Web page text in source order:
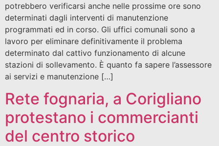
potrebbero verificarsi anche nelle prossime ore sono
determinati dagli interventi di manutenzione
programmati ed in corso. Gli uffici comunali sono a
lavoro per eliminare definitivamente il problema
determinato dal cattivo funzionamento di alcune
stazioni di sollevamento. È quanto fa sapere l’assessore
ai servizi e manutenzione […]
Rete fognaria, a Corigliano
protestano i commercianti
del centro storico